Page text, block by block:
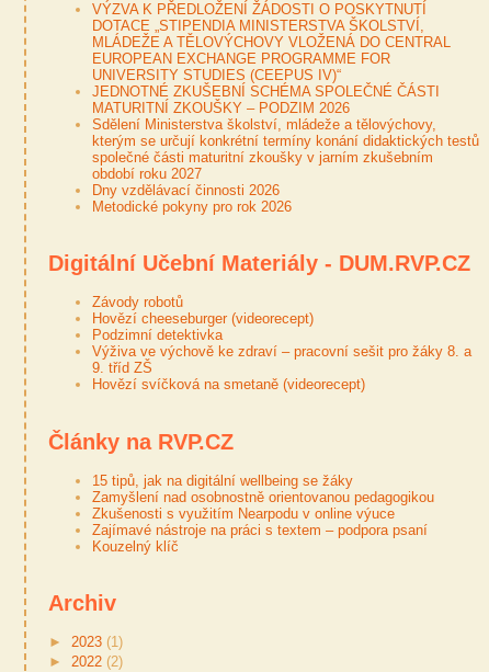
VÝZVA K PŘEDLOŽENÍ ŽÁDOSTI O POSKYTNUTÍ
DOTACE „STIPENDIA MINISTERSTVA ŠKOLSTVÍ,
MLÁDEŽE A TĚLOVÝCHOVY VLOŽENÁ DO CENTRAL
EUROPEAN EXCHANGE PROGRAMME FOR
UNIVERSITY STUDIES (CEEPUS IV)“
JEDNOTNÉ ZKUŠEBNÍ SCHÉMA SPOLEČNÉ ČÁSTI
MATURITNÍ ZKOUŠKY – PODZIM 2026
Sdělení Ministerstva školství, mládeže a tělovýchovy,
kterým se určují konkrétní termíny konání didaktických testů
společné části maturitní zkoušky v jarním zkušebním
období roku 2027
Dny vzdělávací činnosti 2026
Metodické pokyny pro rok 2026
Digitální Učební Materiály - DUM.RVP.CZ
Závody robotů
Hovězí cheeseburger (videorecept)
Podzimní detektivka
Výživa ve výchově ke zdraví – pracovní sešit pro žáky 8. a
9. tříd ZŠ
Hovězí svíčková na smetaně (videorecept)
Články na RVP.CZ
15 tipů, jak na digitální wellbeing se žáky
Zamyšlení nad osobnostně orientovanou pedagogikou
Zkušenosti s využitím Nearpodu v online výuce
Zajímavé nástroje na práci s textem – podpora psaní
Kouzelný klíč
Archiv
►2023 (1)
►2022 (2)